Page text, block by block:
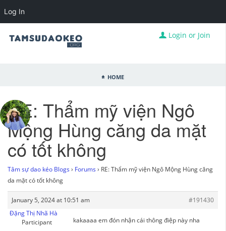
Login or Join
Home
RE: Thẩm mỹ viện Ngô
Mộng Hùng căng da mặt
có tốt không
Tâm sự dao kéo Blogs › Forums › RE: Thẩm mỹ viện Ngô Mộng Hùng căng
da mặt có tốt không
January 5, 2024 at 10:51 am
#191430
Đặng Thị Nhã Hà
Participant
kakaaaa em đón nhận cái thông điệp này nha
Log In